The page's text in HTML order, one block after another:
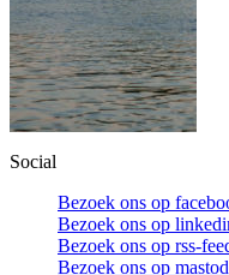
Social
Bezoek ons op
Bezoek ons op
Bezoek ons op rss-
Bezoek ons op